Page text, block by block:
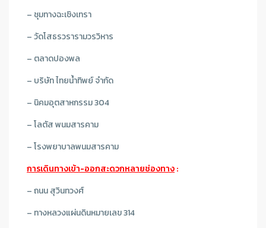
– ชุมทางฉะเชิงเทรา
– วัดโสธรวรารามวรวิหาร
– ตลาดปองพล
– บริษัท ไทยน้ำทิพย์ จำกัด
– นิคมอุตสาหกรรม 304
– โลตัส พนมสารคาม
– โรงพยาบาลพนมสารคาม
การเดินทางเข้า-ออกสะดวกหลายช่องทาง:
– ถนน สุวินทวงศ์
– ทางหลวงแผ่นดินหมายเลข 314